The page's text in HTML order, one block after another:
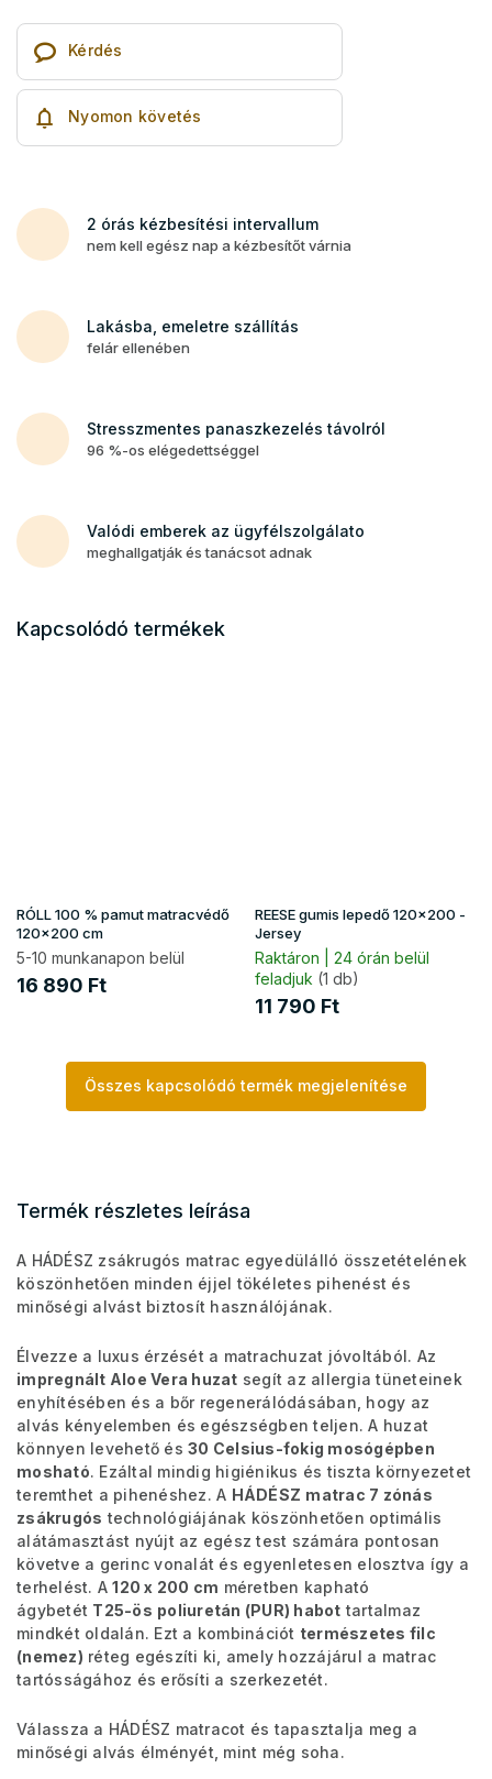
Kérdés
Nyomon követés
2 órás kézbesítési intervallum
nem kell egész nap a kézbesítőt várnia
Lakásba, emeletre szállítás
felár ellenében
Stresszmentes panaszkezelés távolról
96 %-os elégedettséggel
Valódi emberek az ügyfélszolgálato
meghallgatják és tanácsot adnak
Kapcsolódó termékek
RÓLL 100 % pamut matracvédő
120x200 cm
5-10 munkanapon belül
16 890 Ft
REESE gumis lepedő 120x200 -
Jersey
Raktáron | 24 órán belül
feladjuk (1 db)
11 790 Ft
Összes kapcsolódó termék megjelenítése
Termék részletes leírása
A HÁDÉSZ zsákrugós matrac egyedülálló összetételének
köszönhetően minden éjjel tökéletes pihenést és
minőségi alvást biztosít használójának.
Élvezze a luxus érzését a matrachuzat jóvoltából. Az
impregnált Aloe Vera huzat segít az allergia tüneteinek
enyhítésében és a bőr regenerálódásában, hogy az
alvás kényelemben és egészségben teljen. A huzat
könnyen levehető és 30 Celsius-fokig mosógépben
mosható. Ezáltal mindig higiénikus és tiszta környezetet
teremthet a pihenéshez. A HÁDÉSZ matrac 7 zónás
zsákrugós technológiájának köszönhetően optimális
alátámasztást nyújt az egész test számára pontosan
követve a gerinc vonalát és egyenletesen elosztva így a
terhelést. A120 x 200 cm méretben kapható
ágybetét T25-ös poliuretán (PUR) habot tartalmaz
mindkét oldalán. Ezt a kombinációt természetes filc
(nemez) réteg egészíti ki, amely hozzájárul a matrac
tartósságához és erősíti a szerkezetét.
Válassza a HÁDÉSZ matracot és tapasztalja meg a
minőségi alvás élményét, mint még soha.